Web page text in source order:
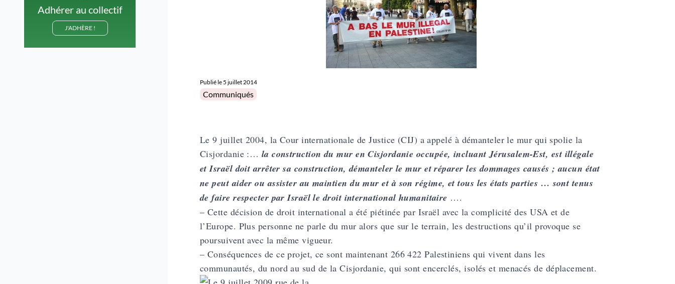
Adhérer au collectif
J'ADHÈRE !
Publié le5 juillet 2014
Posted in
Communiqués
Le 9 juillet 2004, la Cour internationale de Justice (CIJ) a appelé à démanteler le mur qui spolie la
Cisjordanie :… la construction du mur en Cisjordanie occupée, incluant Jérusalem-Est, est illégale
et Israël doit arrêter sa construction, démanteler le mur et réparer les dommages causés ; aucun état
ne peut aider ou assister au maintien du mur et à son régime, et tous les états parties … sont tenus
de faire respecter par Israël le droit international humanitaire ….
– Cette décision de droit international a été piétinée par Israël avec la complicité des USA et de
l’Europe. Plus personne ne parle du mur alors que sur le terrain, les destructions qu’il provoque se
poursuivent avec la même vigueur.
– Conséquences de ce projet, ce sont maintenant 266 422 Palestiniens qui vivent dans les
communautés, du nord au sud de la Cisjordanie, qui sont encerclés, isolés et menacés de déplacement.